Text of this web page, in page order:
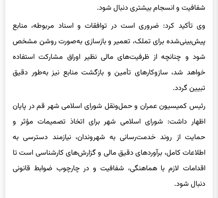
وی تأکید کرد: ضروری است در توافقات و اسناد مربوطه، منابع
پیش‌بینی‌شده برای تملک، تعمیر و بازسازی به‌صورت روشن مشخص
شود و چنانچه از ظرفیت‌های مالی نظیر اوراق مشارکت استفاده
خواهد شد، سازوکارهای تأمین و بازگشت منابع نیز به‌طور دقیق
تبیین گردد.
رئیس کمیسیون عمران و حمل‌ونقل شورای اسلامی شهر قم در پایان
اظهار داشت: شورای اسلامی شهر برای اتخاذ تصمیمات مؤثر و
حمایت از روند خدمت‌رسانی به شهروندان، نیازمند دسترسی به
اطلاعات کامل، برآوردهای دقیق مالی و گزارش‌های کارشناسی است تا
اقدامات لازم با هماهنگی، شفافیت و در چارچوب ضوابط قانونی
دنبال شود.